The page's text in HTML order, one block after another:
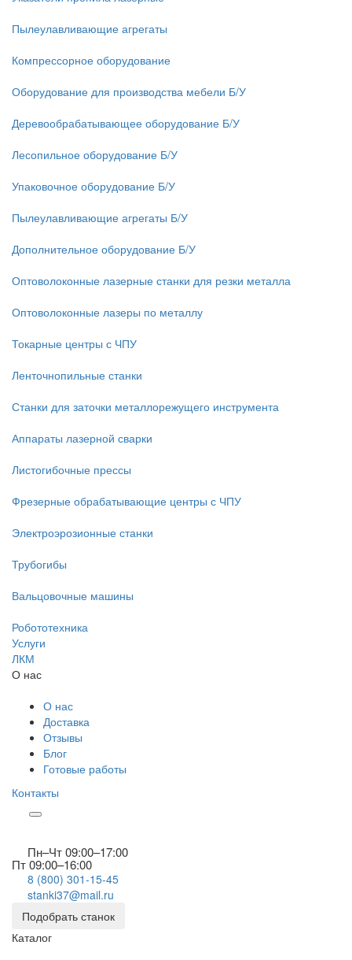
Пылеулавливающие агрегаты
Компрессорное оборудование
Оборудование для производства мебели Б/У
Деревообрабатывающее оборудование Б/У
Лесопильное оборудование Б/У
Упаковочное оборудование Б/У
Пылеулавливающие агрегаты Б/У
Дополнительное оборудование Б/У
Оптоволоконные лазерные станки для резки металла
Оптоволоконные лазеры по металлу
Токарные центры с ЧПУ
Ленточнопильные станки
Станки для заточки металлорежущего инструмента
Аппараты лазерной сварки
Листогибочные прессы
Фрезерные обрабатывающие центры с ЧПУ
Электроэрозионные станки
Трубогибы
Вальцовочные машины
Робототехника
Услуги
ЛКМ
О нас
О нас
Доставка
Отзывы
Блог
Готовые работы
Контакты
Пн–Чт 09:00–17:00
Пт 09:00–16:00
8 (800) 301-15-45
stanki37@mail.ru
Подобрать станок
Каталог